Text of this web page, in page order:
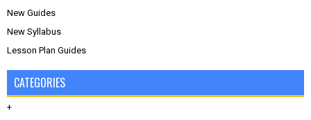
New Guides
New Syllabus
Lesson Plan Guides
CATEGORIES
+